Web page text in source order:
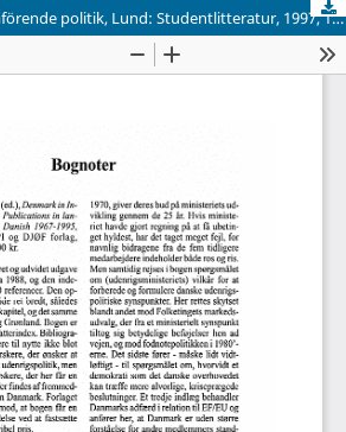
Reidar Larsson, Jämförende politik, Lund: Studentlitteratur, 1997, 126 s.